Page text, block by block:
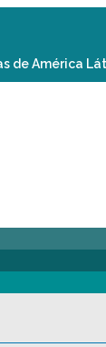
de América